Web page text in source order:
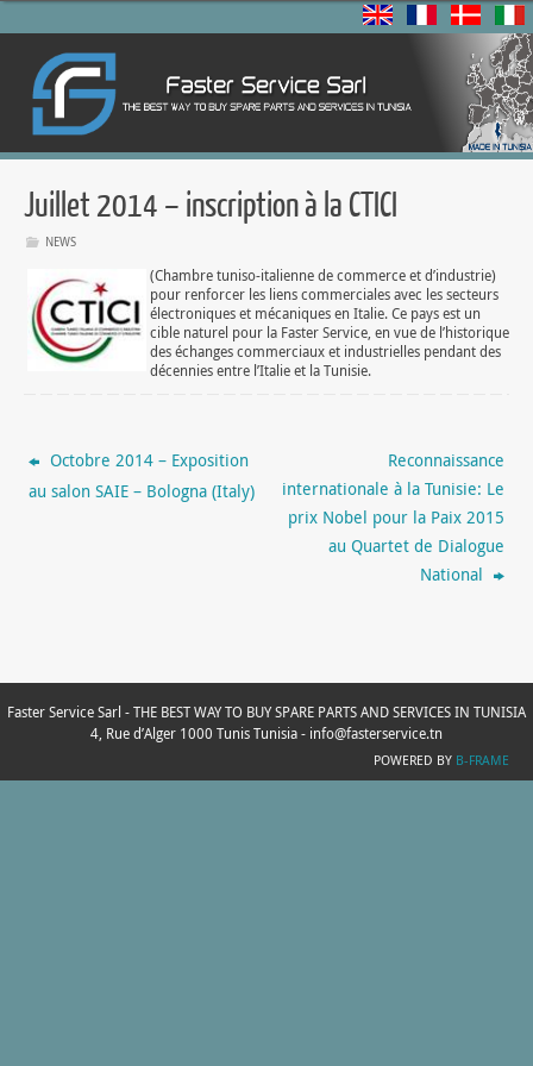
Juillet 2014 – inscription à la CTICI
NEWS
(Chambre tuniso-italienne de commerce et d’industrie)
pour renforcer les liens commerciales avec les secteurs
électroniques et mécaniques en Italie. Ce pays est un
cible naturel pour la Faster Service, en vue de l’historique
des échanges commerciaux et industrielles pendant des
décennies entre l’Italie et la Tunisie.
Octobre 2014 – Exposition
au salon SAIE – Bologna (Italy)
Reconnaissance
internationale à la Tunisie: Le
prix Nobel pour la Paix 2015
au Quartet de Dialogue
National
Faster Service Sarl - THE BEST WAY TO BUY SPARE PARTS AND SERVICES IN TUNISIA
4, Rue d’Alger 1000 Tunis Tunisia - info@fasterservice.tn
POWERED BY B-FRAME